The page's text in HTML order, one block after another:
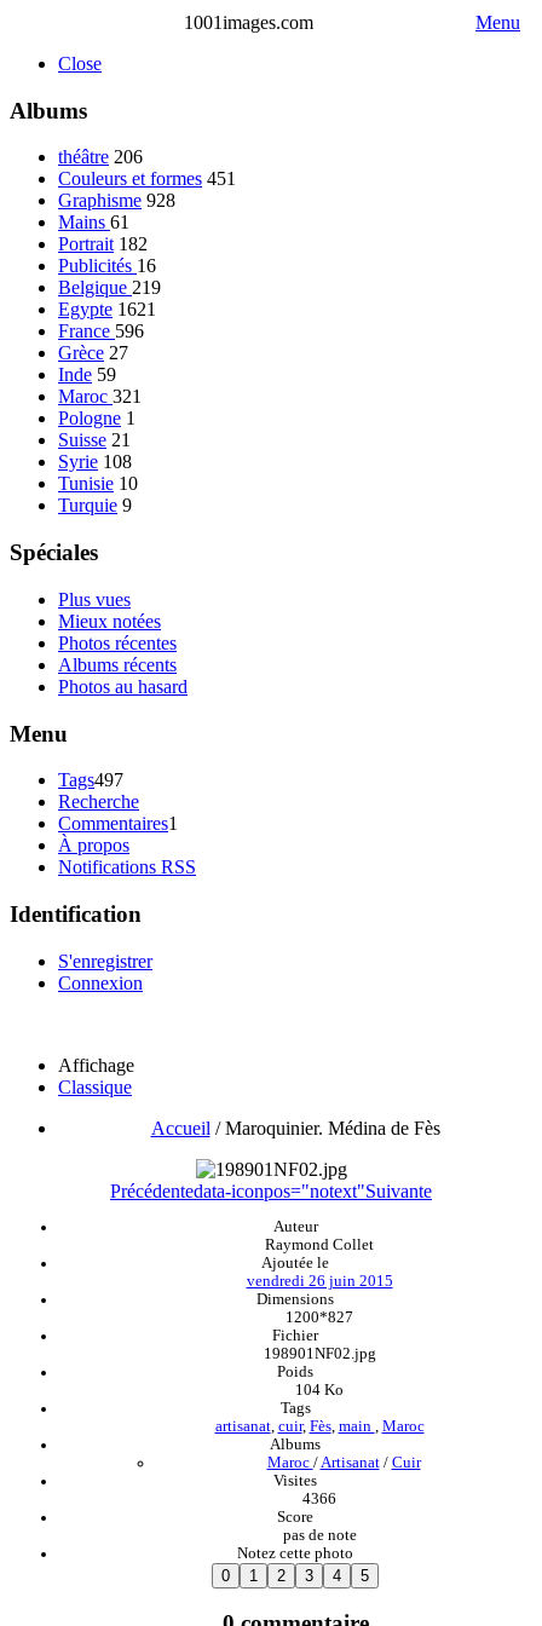
1001images.com
Menu
Close
Albums
théâtre 206
Couleurs et formes 451
Graphisme 928
Mains 61
Portrait 182
Publicités 16
Belgique 219
Egypte 1621
France 596
Grèce 27
Inde 59
Maroc 321
Pologne 1
Suisse 21
Syrie 108
Tunisie 10
Turquie 9
Spéciales
Plus vues
Mieux notées
Photos récentes
Albums récents
Photos au hasard
Menu
Tags497
Recherche
Commentaires1
À propos
Notifications RSS
Identification
S'enregistrer
Connexion
Affichage
Classique
Accueil /Maroquinier. Médina de Fès
Précédentedata-iconpos="notext"Suivante
Auteur
Raymond Collet
Ajoutée le
vendredi 26 juin 2015
Dimensions
1200*827
Fichier
198901NF02.jpg
Poids
104 Ko
Tags
artisanat, cuir, Fès, main
Maroc
Albums
Maroc / Artisanat/ Cuir
Visites
4366
Score
pas de note
Notez cette photo